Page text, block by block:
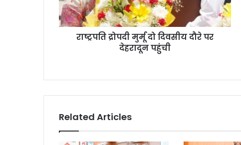
राष्ट्रपति द्रोपदी मुर्मू दो दिवसीय दौरे पर
देहरादून पहुंची
Related Articles